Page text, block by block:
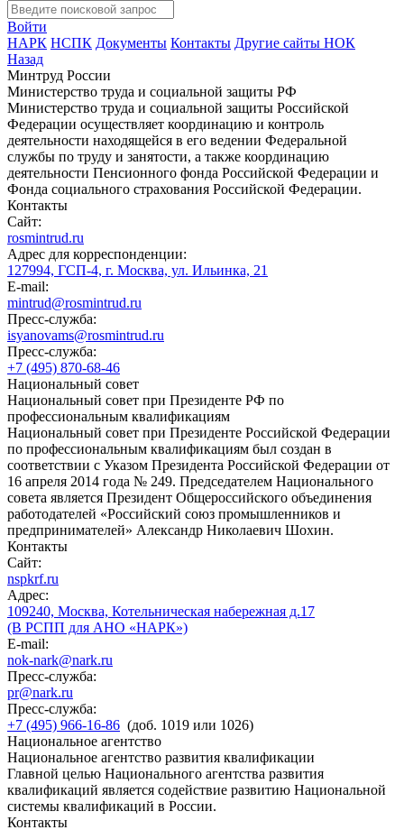
Войти
НАРК НСПК Документы Контакты Другие сайты НОК
Назад
Минтруд России
Министерство труда и социальной защиты РФ
Министерство труда и социальной защиты Российской
Федерации осуществляет координацию и контроль
деятельности находящейся в его ведении Федеральной
службы по труду и занятости, а также координацию
деятельности Пенсионного фонда Российской Федерации и
Фонда социального страхования Российской Федерации.
Контакты
Сайт:
rosmintrud.ru
Адрес для корреспонденции:
127994, ГСП-4, г. Москва, ул. Ильинка, 21
E-mail:
mintrud@rosmintrud.ru
Пресс-служба:
isyanovams@rosmintrud.ru
Пресс-служба:
+7 (495) 870-68-46
Национальный совет
Национальный совет при Президенте РФ по
профессиональным квалификациям
Национальный совет при Президенте Российской Федерации
по профессиональным квалификациям был создан в
соответствии с Указом Президента Российской Федерации от
16 апреля 2014 года № 249. Председателем Национального
совета является Президент Общероссийского объединения
работодателей «Российский союз промышленников и
предпринимателей» Александр Николаевич Шохин.
Контакты
Сайт:
nspkrf.ru
Адрес:
109240, Москва, Котельническая набережная д.17
(В РСПП для АНО «НАРК»)
E-mail:
nok-nark@nark.ru
Пресс-служба:
pr@nark.ru
Пресс-служба:
+7 (495) 966-16-86 (доб. 1019 или 1026)
Национальное агентство
Национальное агентство развития квалификации
Главной целью Национального агентства развития
квалификаций является содействие развитию Национальной
системы квалификаций в России.
Контакты